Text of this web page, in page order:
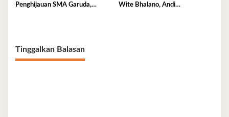
Penghijauan SMA Garuda,
Wite Bhalano, Andi
Tinggalkan Balasan